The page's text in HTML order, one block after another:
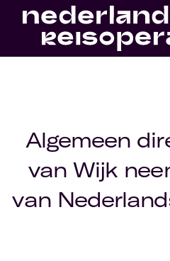
Algemeen
van Wijk
van